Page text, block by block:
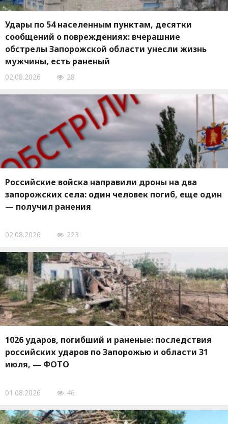
Удары по 54 населенным пунктам, десятки
сообщений о повреждениях: вчерашние
обстрелы Запорожской области унесли жизнь
мужчины, есть раненый
02.08.2026 28
Российские войска направили дроны на два
запорожских села: один человек погиб, еще один
— получил ранения
02.08.2026 223
1026 ударов, погибший и раненые: последствия
российских ударов по Запорожью и области 31
июля, — ФОТО
01.08.2026 46